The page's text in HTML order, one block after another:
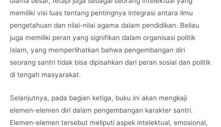
memiliki visi luas tentang pentingnya integrasi antara ilmu
pengetahuan dan nilai-nilai agama dalam pendidikan. Beliau
juga memiliki peran yang signifikan dalam organisasi politik
Islam, yang memperlihatkan bahwa pengembangan diri
seorang santri tidak bisa dipisahkan dari peran sosial dan politik
di tengah masyarakat.
Selanjutnya, pada bagian ketiga, buku ini akan mengkaji
elemen-elemen diri dalam pengembangan karakter santri.
Elemen-elemen tersebut meliputi aspek intelektual, emosional,